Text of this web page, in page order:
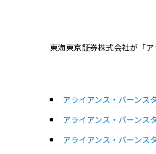
東海東京証券株式会社が「
アライアンス・バーンス
アライアンス・バーンス
アライアンス・バーンス